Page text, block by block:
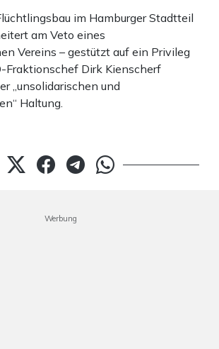
im Hamburger Stadtteil
am Veto eines
Vereins – gestützt auf ein Privileg
Fraktionschef Dirk Kienscherf
„unsolidarischen und
Haltung.
Werbung